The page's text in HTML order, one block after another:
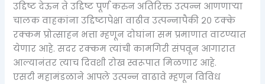
उद्दिष्ट देऊन ते उद्दिष्ट पूर्ण करुन अतिरिक्त उत्पन्न आणणाऱ्या
चालक वाहकांना उद्दिष्टापेक्षा वाढीव उत्पन्नापैकी २० टक्के
रक्कम प्रोत्साहन भत्ता म्हणून दोघांना सम प्रमाणात वाटण्यात
येणार आहे. सदर रक्कम त्यांची कामगिरी संपवून आगारात
आल्यानंतर त्याच दिवशी रोख स्वरूपात मिळणार आहे.
एसटी महामंडळाने आपले उत्पन्न वाढावे म्हणून विविध